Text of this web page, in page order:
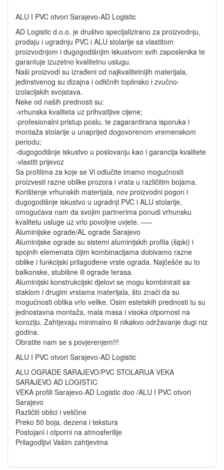
ALU I PVC otvori Sarajevo-AD Logistic
AD Logistic d.o.o. je društvo specijalizirano za proizvodnju,
prodaju i ugradnju PVC i ALU stolarije sa vlastitom
proizvodnjom i dugogodišnjim iskustvom svih zaposlenika te
garantuje izuzetno kvalitetnu uslugu.
Naši proizvodi su izrađeni od najkvalitetnijih materijala,
jedinstvenog su dizajna i odličnih toplinsko i zvučno-
izolacijskih svojstava.
Neke od naših prednosti su:
-vrhunska kvaliteta uz prihvatljive cijene;
-profesionalni pristup poslu, te zagarantirana isporuka i
montaža stolarije u unaprijed dogovorenom vremenskom
periodu;
-dugogodišnje iskustvo u poslovanju kao i garancija kvalitete
-vlastiti prijevoz
Sa profilima za koje se Vi odlučite imamo mogućnosti
proizvesti razne oblike prozora i vrata u različitim bojama.
Korištenje vrhunskih materijala, nov proizvodni pogon i
dugogodišnje iskustvo u ugradnji PVC i ALU stolarije,
omogućava nam da svojim partnerima ponudi vrhunsku
kvalitetu usluge uz vrlo povoljne uvjete. —–
Aluminijske ograde/AL ograde Sarajevo
Aluminijske ograde su sistemi aluminijskih profila (šipki) i
spojnih elemenata čijim kombinacijama dobivamo razne
oblike i funkcijski prilagođene vrste ograda. Najčešće su to
balkonske, stubišne ili ograde terasa.
Aluminijski konstrukcijski djelovi se mogu kombinirati sa
staklom i drugim vrstama materijala, što znači da su
mogućnosti oblika vrlo velike. Osim estetskih prednosti tu su
jednostavna montaža, mala masa i visoka otpornost na
koroziju. Zahtjevaju minimalno ili nikakvo održavanje dugi niz
godina.
Obratite nam se s povjerenjem!!!
ALU I PVC otvori Sarajevo-AD Logistic
ALU OGRADE SARAJEVO/PVC STOLARIJA VEKA
SARAJEVO AD LOGISTIC
VEKA profili Sarajevo-AD Logistic doo /ALU I PVC otvori
Sarajevo
Različiti oblici i veličine
Preko 50 boja, dezena i tekstura
Postojani i otporni na atmosferilije
Prilagodljivi Vašim zahtjevima